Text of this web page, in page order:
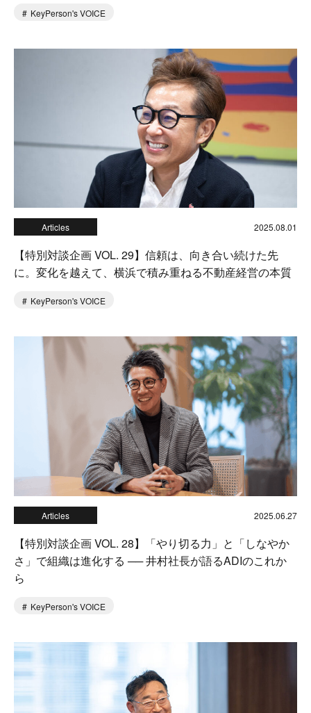
KeyPerson's VOICE
Articles 2025.08.01
【特別対談企画 VOL. 29】信頼は、向き合い続けた先
に。変化を越えて、横浜で積み重ねる不動産経営の本質
KeyPerson's VOICE
Articles 2025.06.27
【特別対談企画 VOL. 28】「やり切る力」と「しなやか
さ」で組織は進化する ── 井村社長が語るADIのこれか
ら
KeyPerson's VOICE